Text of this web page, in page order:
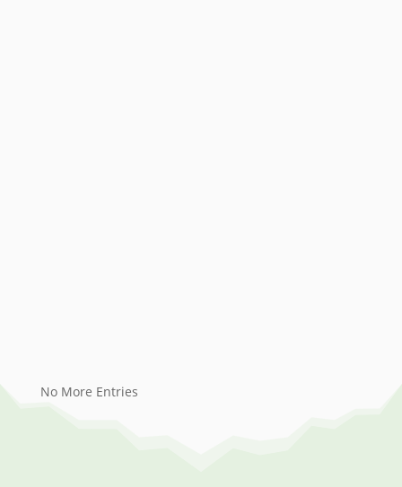
No More Entries